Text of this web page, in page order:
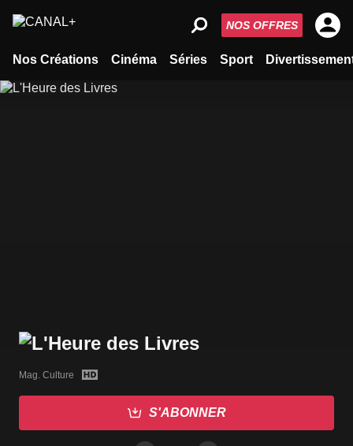
Nos Créations Cinéma Séries Sport
NOS OFFRES
Mag. Culture
S'ABONNER